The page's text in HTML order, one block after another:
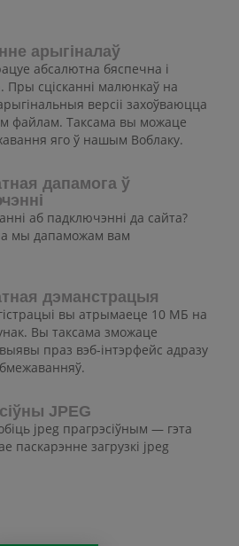
арыгіналаў
абсалютна бяспечна і
Пры сцісканні малюнкаў на
версіі захоўваюцца
файлам. Таксама вы можаце
яго ў нашым Воблаку.
дапамога ў
аб падключэнні да сайта?
мы дапаможам вам
дэманстрацыя
вы атрымаеце 10 МБ на
Вы таксама зможаце
праз вэб-інтэрфейс адразу
JPEG
jpeg прагрэсіўным — гэта
паскарэнне загрузкі jpeg